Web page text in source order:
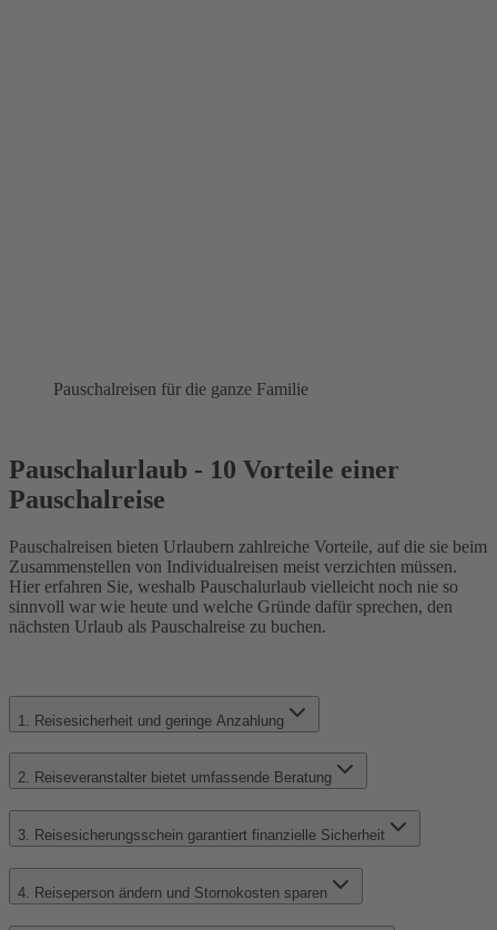
Pauschalreisen für die ganze Familie
Pauschalurlaub - 10 Vorteile einer
Pauschalreise
Pauschalreisen bieten Urlaubern zahlreiche Vorteile, auf die sie beim
Zusammenstellen von Individualreisen meist verzichten müssen.
Hier erfahren Sie, weshalb Pauschalurlaub vielleicht noch nie so
sinnvoll war wie heute und welche Gründe dafür sprechen, den
nächsten Urlaub als Pauschalreise zu buchen.
1. Reisesicherheit und geringe Anzahlung
2. Reiseveranstalter bietet umfassende Beratung
3. Reisesicherungsschein garantiert finanzielle Sicherheit
4. Reiseperson ändern und Stornokosten sparen